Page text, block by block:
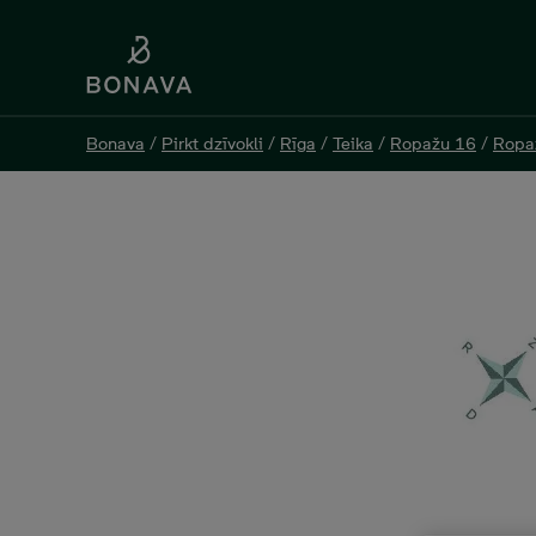
Bonava / Pirkt dzīvokli / Rīga / Teika / Ropažu 16 /
Bonava / Pirkt dzīvokli / Rīga / Teika / Ropažu 16 /